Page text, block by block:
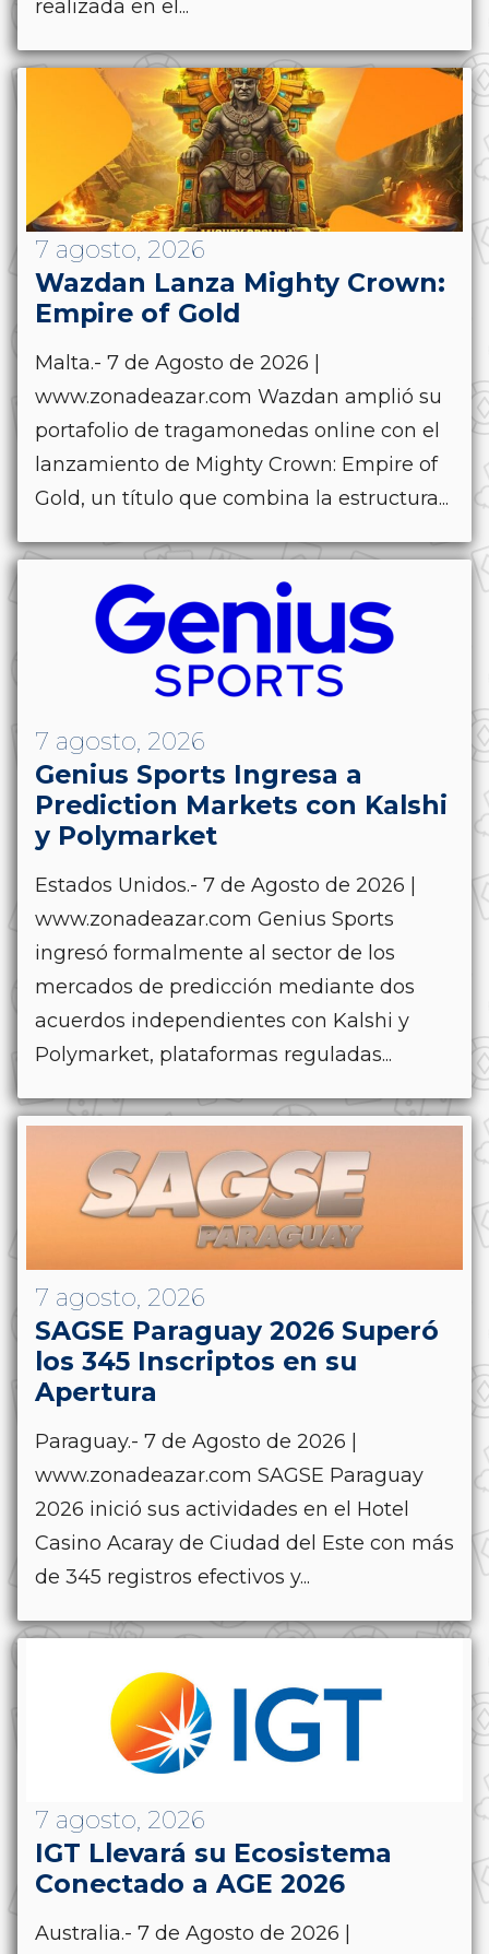
realizada en el...
7 agosto, 2026
Wazdan Lanza Mighty Crown:
Empire of Gold
Malta.- 7 de Agosto de 2026 |
www.zonadeazar.com Wazdan amplió su
portafolio de tragamonedas online con el
lanzamiento de Mighty Crown: Empire of
Gold, un título que combina la estructura...
7 agosto, 2026
Genius Sports Ingresa a
Prediction Markets con Kalshi
y Polymarket
Estados Unidos.- 7 de Agosto de 2026 |
www.zonadeazar.com Genius Sports
ingresó formalmente al sector de los
mercados de predicción mediante dos
acuerdos independientes con Kalshi y
Polymarket, plataformas reguladas...
7 agosto, 2026
SAGSE Paraguay 2026 Superó
los 345 Inscriptos en su
Apertura
Paraguay.- 7 de Agosto de 2026 |
www.zonadeazar.com SAGSE Paraguay
2026 inició sus actividades en el Hotel
Casino Acaray de Ciudad del Este con más
de 345 registros efectivos y...
7 agosto, 2026
IGT Llevará su Ecosistema
Conectado a AGE 2026
Australia.- 7 de Agosto de 2026 |